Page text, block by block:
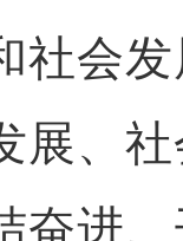
社会
展、
奋进